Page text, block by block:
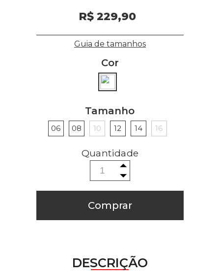
R$ 229,90
Guia de tamanhos
Cor
Tamanho
06 08 10 12 14 16
Comprar
DESCRIÇÃO